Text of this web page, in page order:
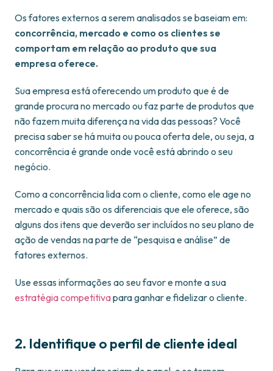
Os fatores externos a serem analisados se baseiam em:
concorrência, mercado e como os clientes se
comportam em relação ao produto que sua
empresa oferece.
Sua empresa está oferecendo um produto que é de
grande procura no mercado ou faz parte de produtos que
não fazem muita diferença na vida das pessoas? Você
precisa saber se há muita ou pouca oferta dele, ou seja, a
concorrência é grande onde você está abrindo o seu
negócio.
Como a concorrência lida com o cliente, como ele age no
mercado e quais são os diferenciais que ele oferece, são
alguns dos itens que deverão ser incluídos no seu plano de
ação de vendas na parte de “pesquisa e análise” de
fatores externos.
Use essas informações ao seu favor e monte a sua
estratégia competitivapara ganhar e fidelizar o cliente.
2. Identifique o perfil de cliente ideal